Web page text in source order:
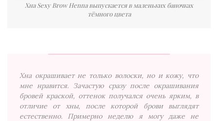
Хна Sexy Brow Henna выпускается в маленьких баночках
тёмного цвета
Хна окрашивает не только волоски, но и кожу, что
мне нравится. Зачастую сразу после окрашивания
бровей краской, оттенок получался очень ярким, в
отличие от хны, после которой брови выглядят
естественно. Примерно неделю я могу даже не